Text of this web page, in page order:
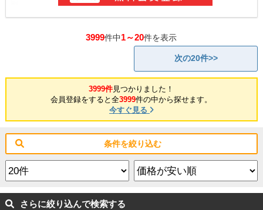
3999件中1～20件を表示
次の20件>>
3999件見つかりました！
会員登録をすると全3999件の中から探せます。
今すぐ見る
条件を絞り込む
さらに絞り込んで検索する